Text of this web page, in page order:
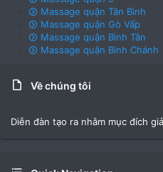
Massage quận Tân Bình
Massage quận Gò Vấp
Massage quận Bình Tân
Massage quận Bình Chánh
Về chúng tôi
Diễn đàn tạo ra nhằm mục đích